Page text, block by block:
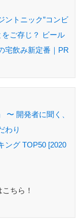
ントニック”コンビ
ご存じ？ ビール
宅飲み新定番｜PR
〜 開発者に聞く、
わり
ング TOP50 [2020
ちら！